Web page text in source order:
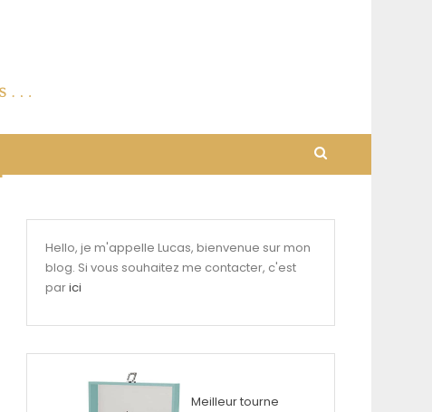
Hello, je m'appelle Lucas, bienvenue sur mon
blog. Si vous souhaitez me contacter, c'est
parici
Meilleur tourne